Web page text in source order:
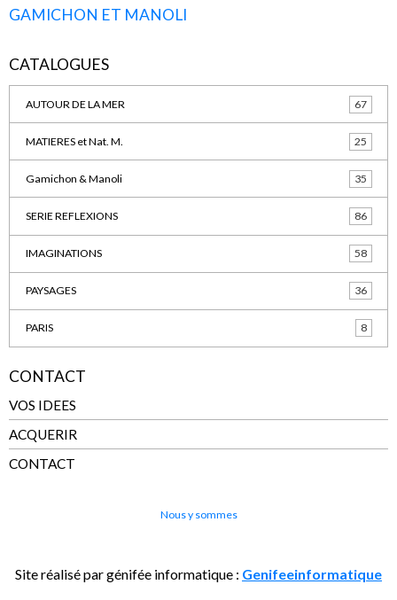
GAMICHON ET MANOLI
CATALOGUES
AUTOUR DE LA MER 67
MATIERES et Nat. M. 25
Gamichon & Manoli 35
SERIE REFLEXIONS 86
IMAGINATIONS 58
PAYSAGES 36
PARIS 8
CONTACT
VOS IDEES
ACQUERIR
CONTACT
Nous y sommes
Site réalisé par génifée informatique : Genifeeinformatique